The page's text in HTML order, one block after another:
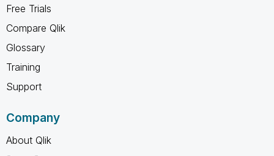
Free Trials
Compare Qlik
Glossary
Training
Support
Company
About Qlik